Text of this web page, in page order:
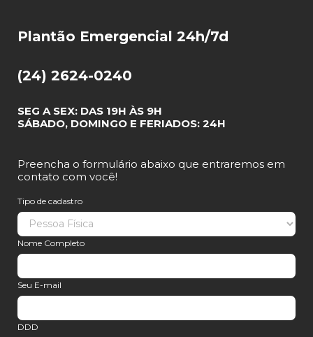
Plantão Emergencial 24h/7d
(24) 2624-0240
SEG A SEX: DAS 19H ÀS 9H
SÁBADO, DOMINGO E FERIADOS: 24H
Preencha o formulário abaixo que entraremos em
contato com você!
Tipo de cadastro
Nome Completo
Seu E-mail
DDD